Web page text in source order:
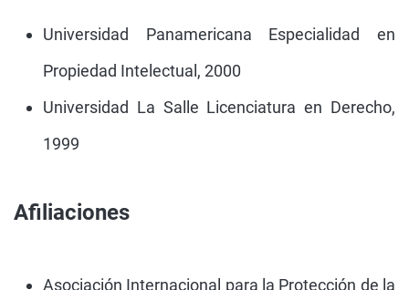
Universidad Panamericana Especialidad en
Propiedad Intelectual, 2000
Universidad La Salle Licenciatura en Derecho,
1999
Afiliaciones
Asociación Internacional para la Protección de la